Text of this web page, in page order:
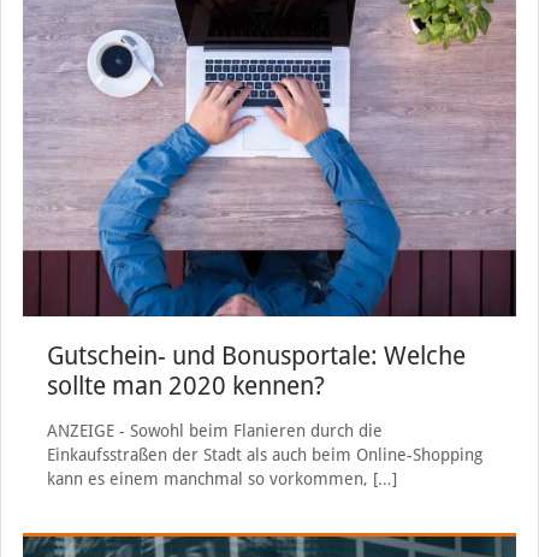
Gutschein- und Bonusportale: Welche
sollte man 2020 kennen?
ANZEIGE - Sowohl beim Flanieren durch die
Einkaufsstraßen der Stadt als auch beim Online-Shopping
kann es einem manchmal so vorkommen, […]